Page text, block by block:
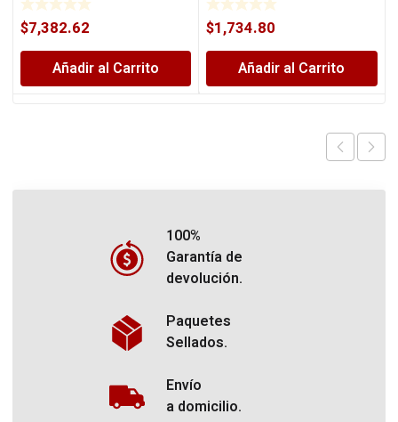
$7,382.62
Añadir al Carrito
$1,734.80
Añadir al Carrito
100%
Garantía de
devolución.
Paquetes
Sellados.
Envío
a domicilio.